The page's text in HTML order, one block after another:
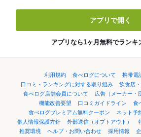
アプリで開く
アプリなら1ヶ月無料でランキ
利用規約 食べログについて
携帯電
口コミ・ランキングに対する取り組み
飲食店
食べログ店舗会員について
広告（メーカー・
機能改善要望
口コミガイドライン
食
食べログプレミアム無料クーポン
ネット予
個人情報保護方針
外部送信（オプトアウト）
推奨環境
ヘルプ・お問い合わせ 採用情報